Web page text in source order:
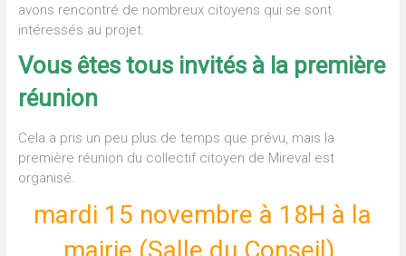
avons rencontré de nombreux citoyens qui se sont
intéressés au projet.
Vous êtes tous invités à la première
réunion
Cela a pris un peu plus de temps que prévu, mais la
première réunion du collectif citoyen de Mireval est
organisé.
mardi 15 novembre à 18H à la
mairie (Salle du Conseil).